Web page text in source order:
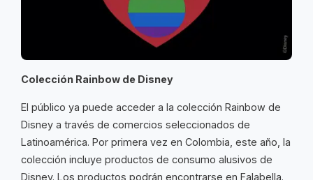
Colección Rainbow de Disney
El público ya puede acceder a la colección Rainbow de
Disney a través de comercios seleccionados de
Latinoamérica. Por primera vez en Colombia, este año, la
colección incluye productos de consumo alusivos de
Disney. Los productos podrán encontrarse en Falabella.